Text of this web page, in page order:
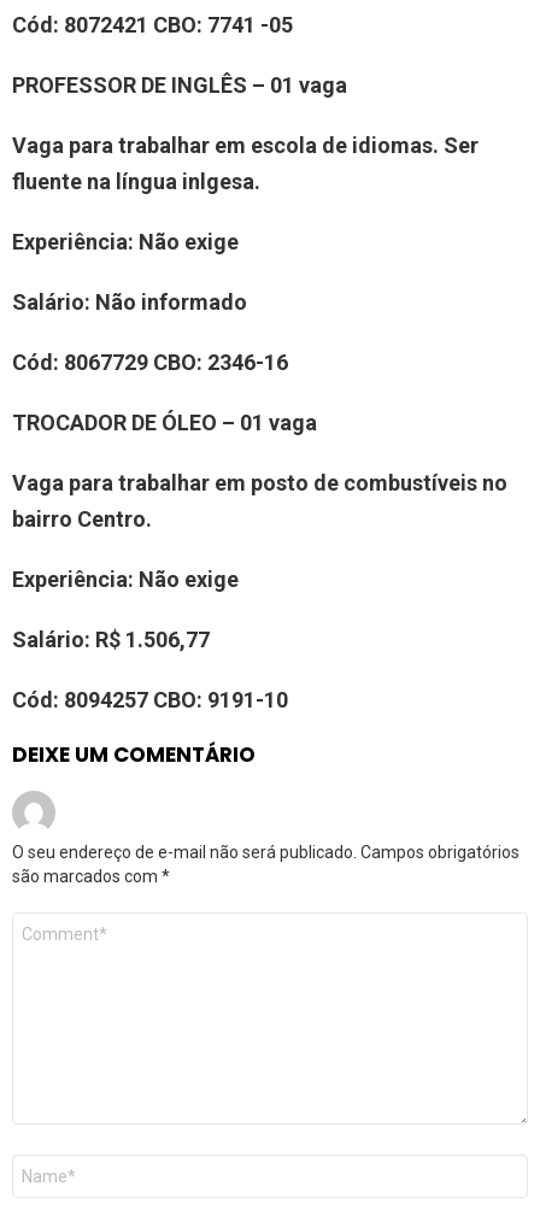
Cód: 8072421 CBO: 7741 -05
PROFESSOR DE INGLÊS – 01 vaga
Vaga para trabalhar em escola de idiomas. Ser
fluente na língua inlgesa.
Experiência: Não exige
Salário: Não informado
Cód: 8067729 CBO: 2346-16
TROCADOR DE ÓLEO – 01 vaga
Vaga para trabalhar em posto de combustíveis no
bairro Centro.
Experiência: Não exige
Salário: R$ 1.506,77
Cód: 8094257 CBO: 9191-10
DEIXE UM COMENTÁRIO
O seu endereço de e-mail não será publicado. Campos obrigatórios
são marcados com *
Comentário
Nome